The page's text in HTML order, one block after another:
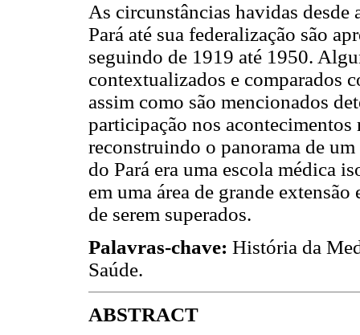
As circunstâncias havidas
Pará até sua federalização são
seguindo de 1919 até 1950.
contextualizados e comparados
assim como são mencionados
participação nos
reconstruindo o panorama de
do Pará era uma escola médica
em uma área de grande
de serem superados.
Palavras-chave: História da
Saúde.
ABSTRACT